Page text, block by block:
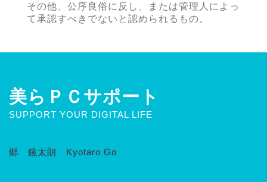
その他、公序良俗に反し、または管理人によっ
て承認すべきでないと認められるもの。
美らＰＣサポート
SUPPORT YOUR DIGITAL LIFE
郷 鏡太朗 Kyotaro Go